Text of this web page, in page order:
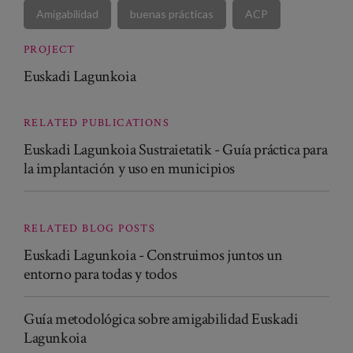
Amigabilidad buenas prácticas ACP
PROJECT
Euskadi Lagunkoia
RELATED PUBLICATIONS
Euskadi Lagunkoia Sustraietatik - Guía práctica para
la implantación y uso en municipios
RELATED BLOG POSTS
Euskadi Lagunkoia - Construimos juntos un
entorno para todas y todos
Guía metodológica sobre amigabilidad Euskadi
Lagunkoia